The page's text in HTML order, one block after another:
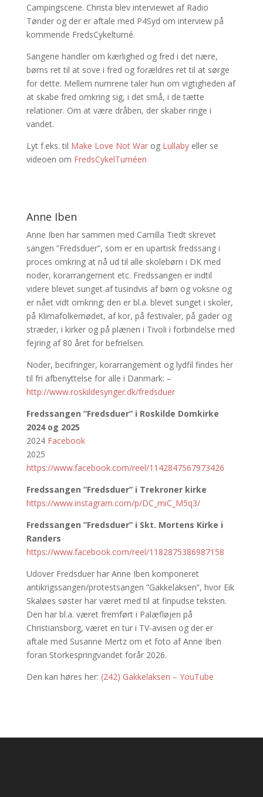
Campingscene. Christa blev interviewet af Radio
Tønder og der er aftale med P4Syd om interview på
kommende FredsCykelturné.
Sangene handler om kærlighed og fred i det nære,
børns ret til at sove i fred og forældres ret til at sørge
for dette. Mellem numrene taler hun om vigtigheden af
at skabe fred omkring sig, i det små, i de tætte
relationer. Om at være dråben, der skaber ringe i
vandet.
Lyt f.eks. til Make Love Not War og Lullabyeller se
videoen om FredsCykelTurnéen
Anne Iben
Anne Iben har sammen med Camilla Tiedt skrevet
sangen ”Fredsduer”, som er en upartisk fredssang i
proces omkring at nå ud til alle skolebørn i DK med
noder, korarrangement etc. Fredssangen er indtil
videre blevet sunget af tusindvis af børn og voksne og
er nået vidt omkring; den er bl.a. blevet sunget i skoler,
på Klimafolkemødet, af kor, på festivaler, på gader og
stræder, i kirker og på plænen i Tivoli i forbindelse med
fejring af 80 året for befrielsen.
Noder, becifringer, korarrangement og lydfil findes her
til fri afbenyttelse for alle i Danmark: –
http://www.roskildesynger.dk/fredsduer
Fredssangen ”Fredsduer” i Roskilde Domkirke
2024 og 2025
2024 Facebook
2025
https://www.facebook.com/reel/1142847567973426
Fredssangen ”Fredsduer” i Trekroner kirke
https://www.instagram.com/p/DC_miC_M5q3/
Fredssangen ”Fredsduer” i Skt. Mortens Kirke i
Randers
https://www.facebook.com/reel/1182875386987158
Udover Fredsduer har Anne Iben komponeret
antikrigssangen/protestsangen ”Gakkelaksen”, hvor Eik
Skaløes søster har været med til at finpudse teksten.
Den har bl.a. været fremført i Palæfløjen på
Christiansborg, været en tur i TV-avisen og der er
aftale med Susanne Mertz om et foto af Anne Iben
foran Storkespringvandet forår 2026.
Den kan høres her: (242) Gakkelaksen – YouTube